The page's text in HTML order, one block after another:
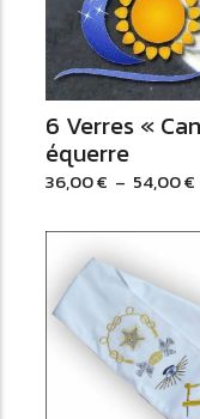
6 Verres «
équerre
36,00€ – 54,00€